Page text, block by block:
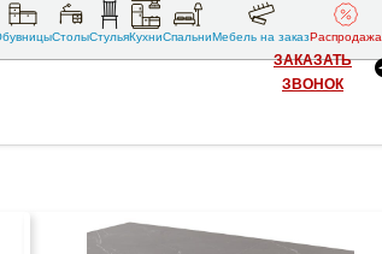
СтолыСтульяКухниСпальниМебель на заказРаспродажа
ЗАКАЗАТЬ
ЗВОНОК